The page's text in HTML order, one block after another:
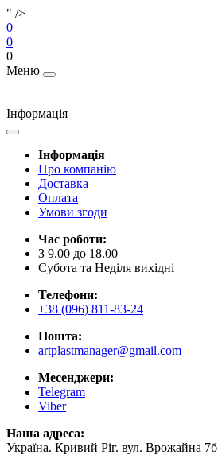
" />
0
0
0
Меню
Інформація
Інформація
Про компанію
Доставка
Оплата
Умови згоди
Час роботи:
З 9.00 до 18.00
Субота та Неділя вихідні
Телефони:
+38 (096) 811-83-24
Пошта:
artplastmanager@gmail.com
Месенджери:
Telegram
Viber
Наша адреса:
Україна. Кривий Ріг. вул. Врожайна 7б